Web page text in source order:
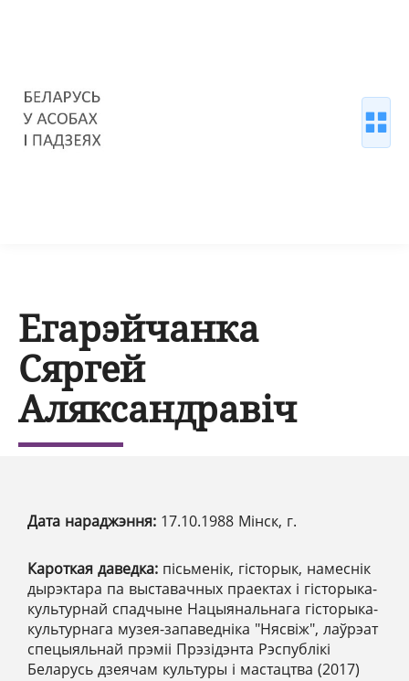
Егарэйчанка
Сяргей
Аляксандравіч
Дата нараджэння: 17.10.1988 Мінск, г.
Кароткая даведка: пісьменік, гісторык, намеснік
дырэктара па выставачных праектах і гісторыка-
культурнай спадчыне Нацыянальнага гісторыка-
культурнага музея-запаведніка "Нясвіж", лаўрэат
спецыяльнай прэміі Прэзідэнта Рэспублікі
Беларусь дзеячам культуры i мастацтва (2017)